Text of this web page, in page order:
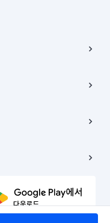
, 트윈트리빌딩) B동 5층
7층, 8층 미소
당사자에게 있습니다.